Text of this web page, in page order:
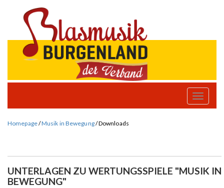
Toggle
Homepage/Musik in Bewegung/Downloads
UNTERLAGEN ZU WERTUNGSSPIELE "MUSIK IN
BEWEGUNG"